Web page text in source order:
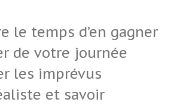
le temps d’en gagner
de votre journée
les imprévus
et savoir